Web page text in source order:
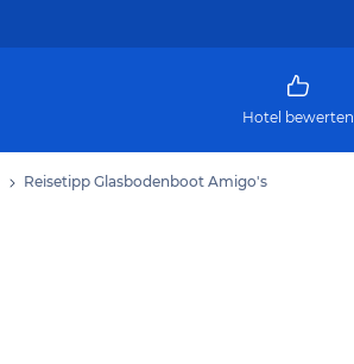
Hotel bewerten
Reisetipp Glasbodenboot Amigo's